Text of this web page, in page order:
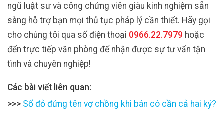
ngũ luật sư và công chứng viên giàu kinh nghiệm sẵn
sàng hỗ trợ bạn mọi thủ tục pháp lý cần thiết. Hãy gọi
cho chúng tôi qua số điện thoại 0966.22.7979 hoặc
đến trực tiếp văn phòng để nhận được sự tư vấn tận
tình và chuyên nghiệp!
Các bài viết liên quan:
>>> Sổ đỏ đứng tên vợ chồng khi bán có cần cả hai ký?